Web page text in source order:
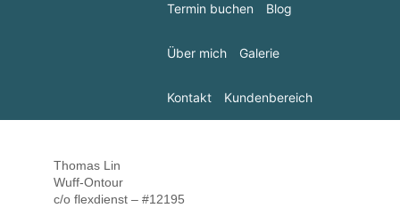
Termin buchen Blog
Über mich Galerie
Kontakt Kundenbereich
Thomas Lin
Wuff-Ontour
c/o flexdienst – #12195